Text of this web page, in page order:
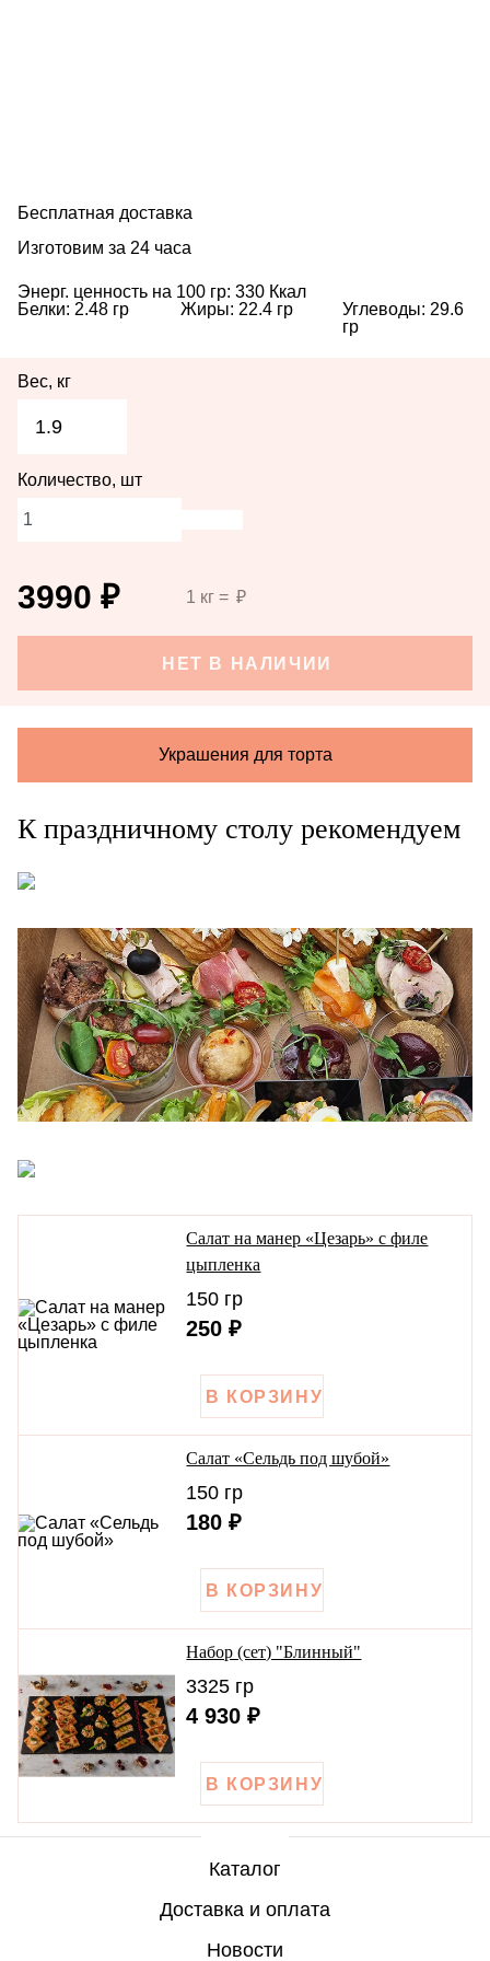
Каталог
Каталог
Доставка и оплата
Новости
Бесплатная доставка
Изготовим за 24 часа
Энерг. ценность на 100 гр: 330 Ккал
Белки: 2.48 гр Жиры: 22.4гр Углеводы: 29.6
гр
Вес, кг
1.9
Количество, шт
3990 ₽ 1 кг = ₽
НЕТ В НАЛИЧИИ
Украшения для торта
К праздничному столу рекомендуем
Салат на манер «Цезарь» с филе
цыпленка
150 гр
250 ₽
Салат «Сельдь под шубой»
150 гр
180 ₽
Набор (сет) "Блинный"
3325 гр
4 930 ₽